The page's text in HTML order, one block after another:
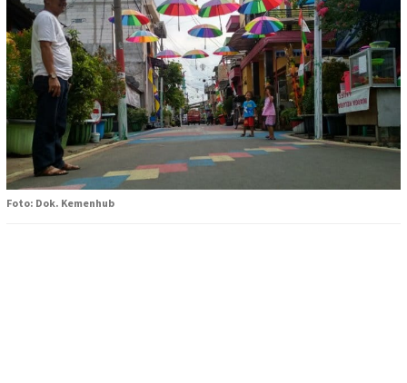
Foto: Dok. Kemenhub